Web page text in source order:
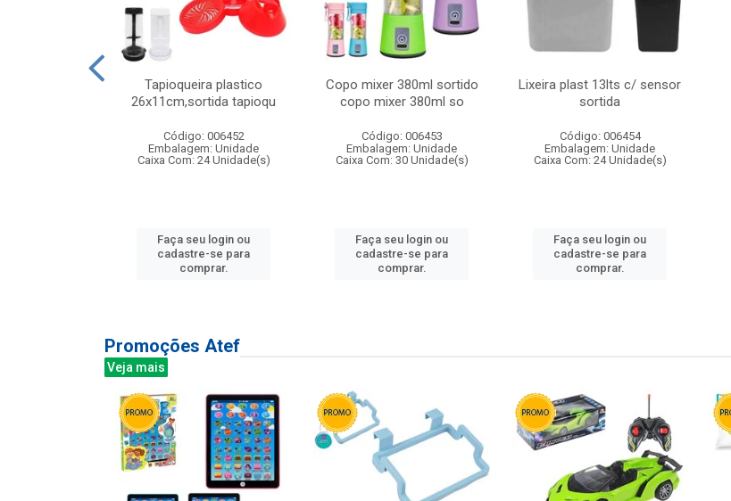
Tapioqueira plastico
26x11cm,sortida tapioqu
Código: 006452
Embalagem: Unidade
Caixa Com: 24 Unidade(s)
Faça seu login ou
cadastre-se para
comprar.
Copo mixer 380ml sortido
copo mixer 380ml so
Código: 006453
Embalagem: Unidade
Caixa Com: 30 Unidade(s)
Faça seu login ou
cadastre-se para
comprar.
Lixeira plast 13lts c/ sensor
sortida
Código: 006454
Embalagem: Unidade
Caixa Com: 24 Unidade(s)
Faça seu login ou
cadastre-se para
comprar.
Promoções Atef
Veja mais